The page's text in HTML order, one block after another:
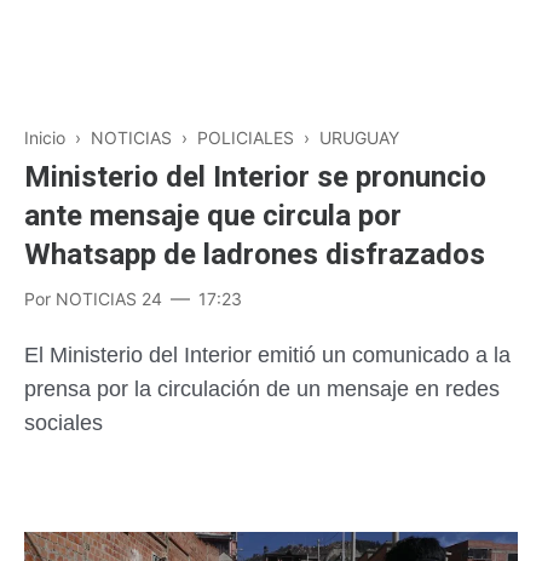
Inicio › NOTICIAS › POLICIALES › URUGUAY
Ministerio del Interior se pronuncio
ante mensaje que circula por
Whatsapp de ladrones disfrazados
Por NOTICIAS 24 17:23
El Ministerio del Interior emitió un comunicado a la
prensa por la circulación de un mensaje en redes
sociales